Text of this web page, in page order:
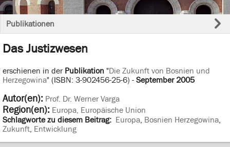
Publikationen
Das Justizwesen
erschienen in der Publikation"Die Zukunft von Bosnien und
Herzegowina" (ISBN: 3-902456-25-6) - September 2005
Autor(en): Prof. Dr. Werner Varga
Region(en): Europa, Europäische Union
Schlagworte zu diesem Beitrag: Europa, Bosnien Herzegowina,
Zukunft, Entwicklung